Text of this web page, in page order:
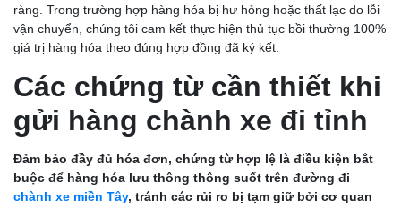
ràng. Trong trường hợp hàng hóa bị hư hỏng hoặc thất lạc do lỗi
vận chuyển, chúng tôi cam kết thực hiện thủ tục bồi thường 100%
giá trị hàng hóa theo đúng hợp đồng đã ký kết.
Các chứng từ cần thiết khi
gửi hàng chành xe đi tỉnh
Đảm bảo đầy đủ hóa đơn, chứng từ hợp lệ là điều kiện bắt
buộc để hàng hóa lưu thông thông suốt trên đường đi
chành xe miền Tây, tránh các rủi ro bị tạm giữ bởi cơ quan